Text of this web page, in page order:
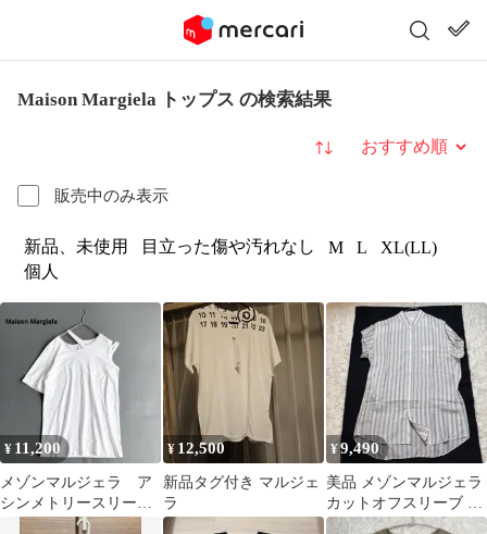
Maison Margiela トップス の検索結果
販売中のみ表示
並び替え
新品、未使用 目立った傷や汚れなし M L
XL(LL)
個人
¥ 11,200
メゾンマルジェラ ア
シンメトリースリーブ
トップ 変形カットソ
¥ 12,500
新品タグ付き マルジェ
ラ
¥9,490
美品 メゾンマルジェラ
カットオフスリーブ 半
袖シャツ ストライプ L